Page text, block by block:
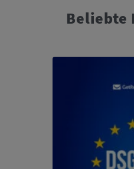
Beliebte